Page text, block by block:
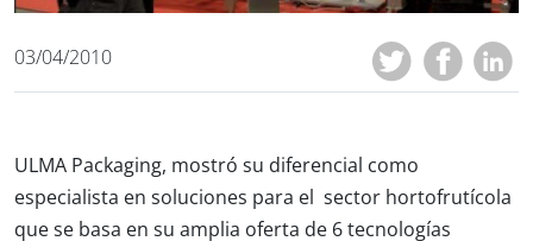
03/04/2010
ULMA Packaging, mostró su diferencial como
especialista en soluciones para el sector hortofrutícola
que se basa en su amplia oferta de 6 tecnologías